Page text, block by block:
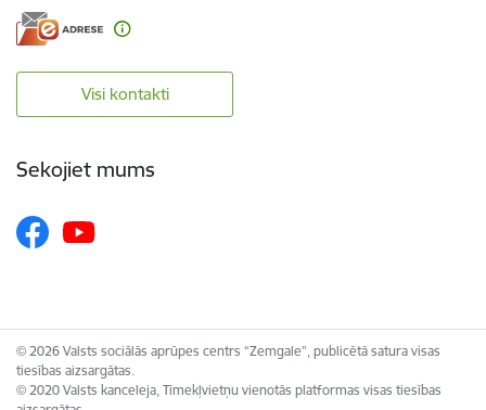
Visi kontakti
Sekojiet mums
© 2026 Valsts sociālās aprūpes centrs “Zemgale”, publicētā satura visas
tiesības aizsargātas.
© 2020 Valsts kanceleja, Tīmekļvietņu vienotās platformas visas tiesības